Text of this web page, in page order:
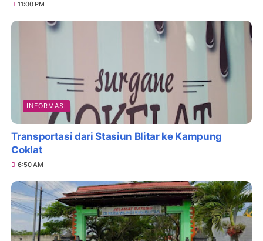
11:00 PM
INFORMASI
Transportasi dari Stasiun Blitar ke Kampung
Coklat
6:50 AM